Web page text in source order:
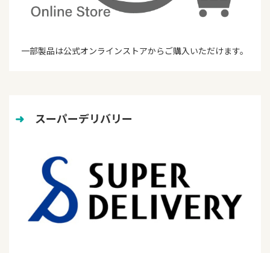
一部製品は公式オンラインストアからご購入いただけます。
➜ スーパーデリバリー